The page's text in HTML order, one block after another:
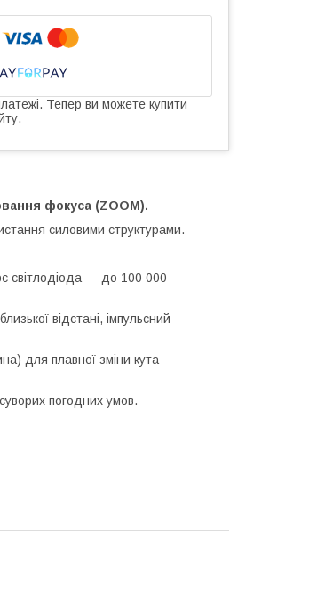
Тепер ви можете купити
фокуса (ZOOM).
силовими структурами.
світлодіода — до 100 000
відстані, імпульсний
для плавної зміни кута
погодних умов.